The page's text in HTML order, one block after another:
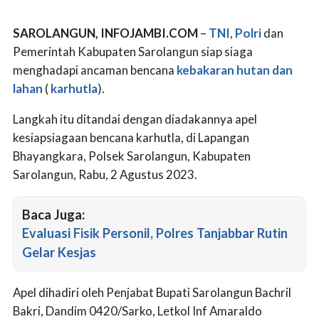
SAROLANGUN, INFOJAMBI.COM– TNI, Polridan
Pemerintah Kabupaten Sarolangun siap siaga
menghadapi ancaman bencana kebakaran hutan dan
lahan (karhutla).
Langkah itu ditandai dengan diadakannya apel
kesiapsiagaan bencana karhutla, di Lapangan
Bhayangkara, Polsek Sarolangun, Kabupaten
Sarolangun, Rabu, 2 Agustus 2023.
Baca Juga:
Evaluasi Fisik Personil, Polres Tanjabbar Rutin
Gelar Kesjas
Apel dihadiri oleh Penjabat Bupati Sarolangun Bachril
Bakri, Dandim 0420/Sarko, Letkol Inf Amaraldo